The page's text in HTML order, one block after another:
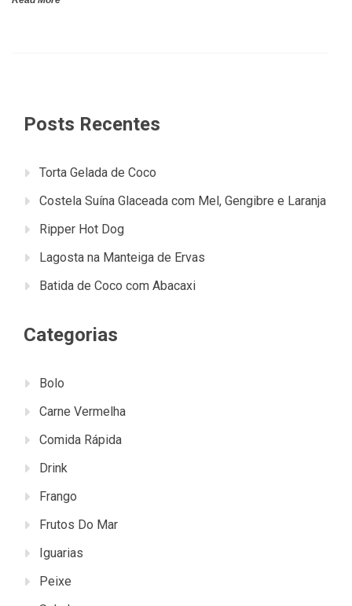
Posts Recentes
Torta Gelada de Coco
Costela Suína Glaceada com Mel, Gengibre e Laranja
Ripper Hot Dog
Lagosta na Manteiga de Ervas
Batida de Coco com Abacaxi
Categorias
Bolo
Carne Vermelha
Comida Rápida
Drink
Frango
Frutos Do Mar
Iguarias
Peixe